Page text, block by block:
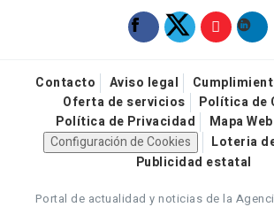
Contacto Aviso legal
Oferta de servicios
Política de
Política de Privacidad
Mapa Web
Configuración de Cookies
Loteria
Publicidad estatal
Portal de actualidad y noticias de la